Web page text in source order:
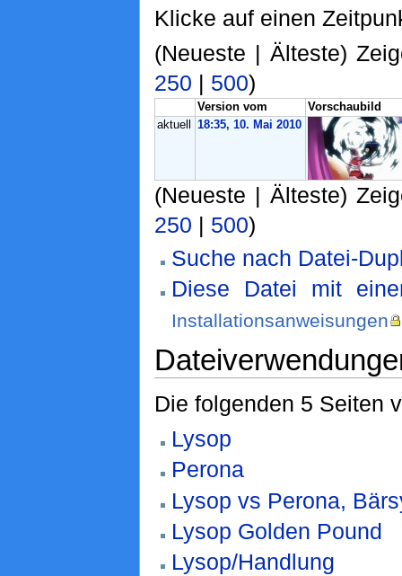
Klicke auf einen
(Neueste | Älteste)
250 | 500)
Version vom
Vorschaubild
aktuell
18:35, 10. Mai 2010
(Neueste | Älteste)
250 | 500)
Suche nach Datei-
Diese Datei mit
Installationsanweisungen
Die folgenden 5 Seiten
Lysop
Perona
Lysop vs Perona,
Lysop Golden Pound
Lysop/Handlung